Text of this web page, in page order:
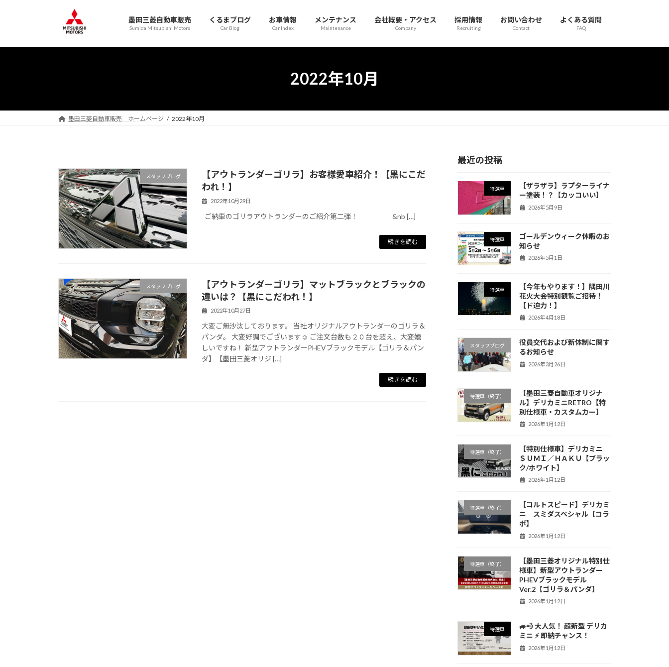
プ
動
墨田三菱自動車販売
Sumida Mitsubishi Motors
くるまブログ
Car Blog
お車情報
Car Index
メンテナンス
Maintenance
会社概要・アクセス
Company
採用情報
Recruiting
お問い合わせ
Contact
よくある質問
FAQ
2022年10月
墨田三菱自動車販売 ホームページ 2022年10月
スタッフブログ
【アウトランダーゴリラ】お客様愛車紹介！【黒にこだ
われ！】
2022年10月29日
ご納車のゴリラアウトランダーのご紹介第二弾！ &nb […]
続きを読む
スタッフブログ
【アウトランダーゴリラ】マットブラックとブラックの
違いは？【黒にこだわれ！】
2022年10月27日
大変ご無沙汰しております。 当社オリジナルアウトランダーのゴリラ＆
パンダ。 大変好調でございます☺ ご注文台数も２０台を超え、大変嬉
しいですね！ 新型アウトランダーPHEVブラックモデル【ゴリラ＆パン
ダ】【墨田三菱オリジ […]
続きを読む
最近の投稿
特選車
【ザラザラ】ラプターライナ
ー塗装！？【カッコいい】
2026年5月9日
特選車
ゴールデンウィーク休暇のお
知らせ
2026年5月1日
特選車
【今年もやります！】隅田川
花火大会特別観覧ご招待！
【ド迫力！】
2026年4月18日
スタッフブログ
役員交代および新体制に関す
るお知らせ
2026年3月26日
特選車（終了）
【墨田三菱自動車オリジナ
ル】デリカミニRETRO【特
別仕様車・カスタムカー】
2026年1月12日
特選車（終了）
【特別仕様車】デリカミニ
ＳＵＭＩ／ＨＡＫＵ【ブラッ
ク/ホワイト】
2026年1月12日
特選車（終了）
【コルトスピード】デリカミ
ニ スミダスペシャル【コラ
ボ】
2026年1月12日
特選車（終了）
【墨田三菱オリジナル特別仕
様車】新型アウトランダー
PHEVブラックモデル
Ver.2【ゴリラ＆パンダ】
2026年1月12日
特選車
🚙💨 大人気！ 超新型 デリカ
ミニ ⚡️ 即納チャンス！
2026年1月12日